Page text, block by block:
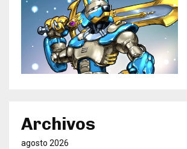
Archivos
agosto 2026